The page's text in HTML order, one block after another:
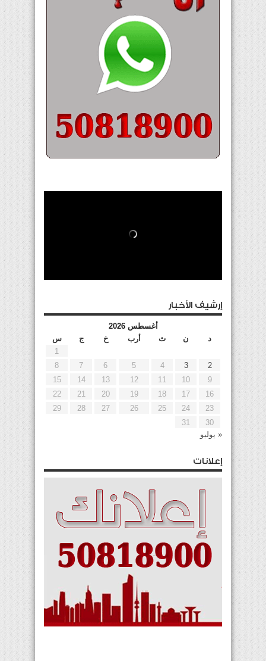
إرشيف الأخبار
أغسطس 2026
د
ن ث أرب خ ج
س
1
2
3
4
5
6
7
8
9
10
11
12
13
14
15
16
17
18
19
20
21
22
23
24
25
26
27
28
29
30
31
« يوليو
إعلانات